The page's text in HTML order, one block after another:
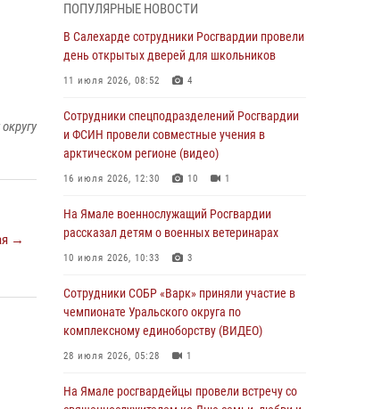
→
Росгвардия обеспечила общественный
порядок в период празднования Дня ВДВ на
Генерал-полковник Юрий Аверин выступил на
Всероссийском молодёжном
образовательном форуме «Территория
03 августа 2026, 06:54 2
Директор Росгвардии Герой России генерал
специалистов подразделений тыла с
профессиональным праздником
01 августа 2026, 11:28
мастерство на Ямале
ПОПУЛЯРНЫЕ НОВОСТИ
В Салехарде сотрудники Росгвардии провели
день открытых дверей для школьников
11 июля 2026, 08:52 4
Сотрудники спецподразделений Росгвардии
и ФСИН провели совместные учения в
арктическом регионе (видео)
16 июля 2026, 12:30 10 1
На Ямале военнослужащий Росгвардии
рассказал детям о военных ветеринарах
10 июля 2026, 10:33 3
Сотрудники СОБР «Варк» приняли участие в
чемпионате Уральского округа по
комплексному единоборству (ВИДЕО)
28 июля 2026, 05:28 1
На Ямале росгвардейцы провели встречу со